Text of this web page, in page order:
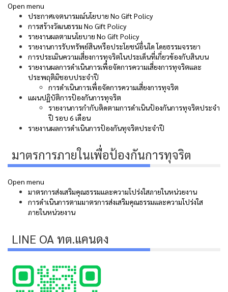
Open menu
ประกาศเจตนารมณ์นโยบาย No Gift Policy
การสร้างวัฒนธรรม No Gift Policy
รายงานผลตามนโยบาย No Gift Policy
รายงานการรับทรัพย์สินหรือประโยชน์อื่นใด โดยธรรมจรรยา
การประเมินความเสี่ยงการทุจริตในประเด็นที่เกี่ยวข้องกับสินบน
รายงานผลการดำเนินการเพื่อจัดการความเสี่ยงการทุจริตและ
ประพฤติมิชอบประจำปี
การดำเนินการเพื่อจัดการความเสี่ยงการทุจริต
แผนปฏิบัติการป้องกันการทุจริต
รายงานการกำกับติดตามการดำเนินป้องกันการทุจริตประจำ
ปี รอบ 6 เดือน
รายงานผลการดำเนินการป้องกันทุจริตประจำปี
มาตรการภายในเพื่อป้องกันการทุจริต
Open menu
มาตรการส่งเสริมคุณธรรมและความโปร่งใสภายในหน่วยงาน
การดำเนินการตามมาตรการส่งเสริมคุณธรรมและความโปร่งใส
ภายในหน่วยงาน
LINE OA ทต.แคนดง